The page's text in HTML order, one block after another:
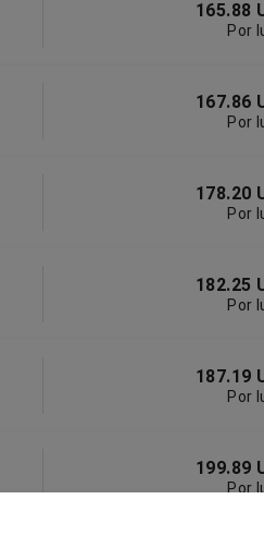
165.88
Por
167.86
Por
178.20
Por
182.25
Por
187.19
Por
199.89
Por